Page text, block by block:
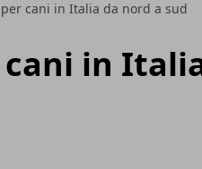
cani in Italia da nord a sud
in